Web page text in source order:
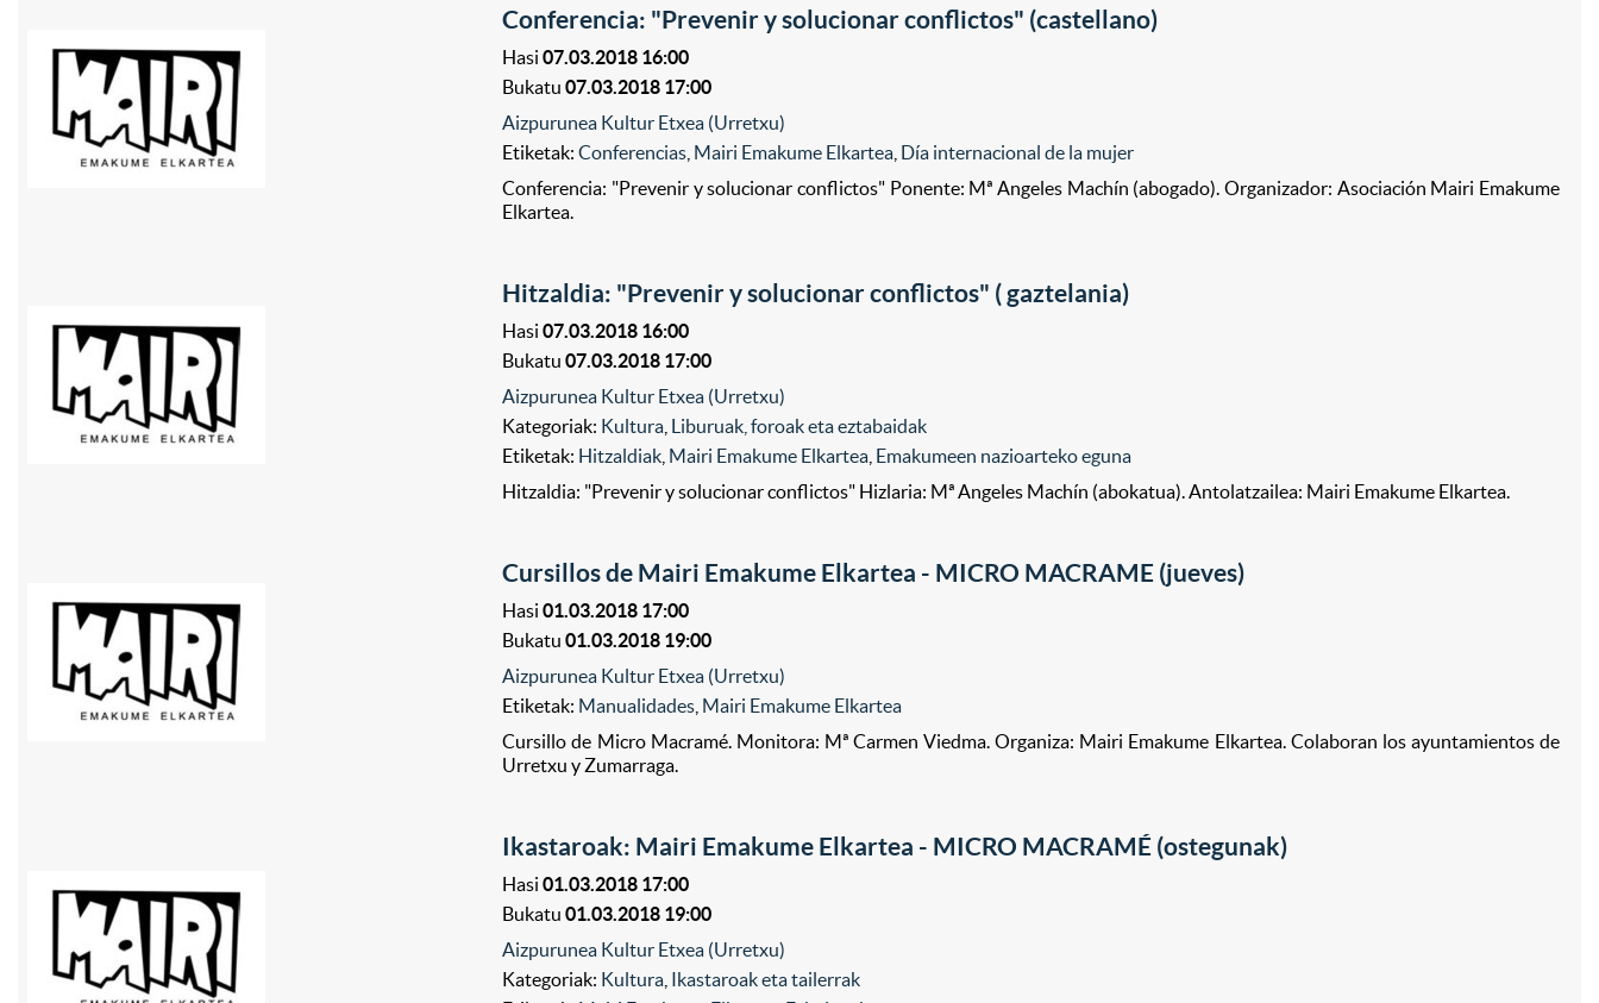
Conferencia: "Prevenir y solucionar conflictos" (castellano)
Hasi07.03.2018 16:00
Bukatu07.03.2018 17:00
Aizpurunea Kultur Etxea (Urretxu)
Etiketak:Conferencias Mairi Emakume Elkartea Día internacional de la mujer
Conferencia: "Prevenir y solucionar conflictos" Ponente: Mª Angeles Machín (abogado). Organizador: Asociación Mairi Emakume
Elkartea.
Hitzaldia: "Prevenir y solucionar conflictos" ( gaztelania)
Hasi07.03.2018 16:00
Bukatu07.03.2018 17:00
Aizpurunea Kultur Etxea (Urretxu)
Kategoriak: Kultura Liburuak, foroak eta eztabaidak
Etiketak: Hitzaldiak Mairi Emakume Elkartea Emakumeen nazioarteko eguna
Hitzaldia: "Prevenir y solucionar conflictos" Hizlaria: Mª Angeles Machín (abokatua). Antolatzailea: Mairi Emakume Elkartea.
Cursillos de Mairi Emakume Elkartea - MICRO MACRAME (jueves)
Hasi01.03.2018 17:00
Bukatu01.03.2018 19:00
Aizpurunea Kultur Etxea (Urretxu)
Etiketak: Manualidades Mairi Emakume Elkartea
Cursillo de Micro Macramé. Monitora: Mª Carmen Viedma. Organiza: Mairi Emakume Elkartea. Colaboran los ayuntamientos de
Urretxu y Zumarraga.
Ikastaroak: Mairi Emakume Elkartea - MICRO MACRAMÉ (ostegunak)
Hasi01.03.2018 17:00
Bukatu01.03.2018 19:00
Aizpurunea Kultur Etxea (Urretxu)
Kategoriak: Kultura Ikastaroak eta tailerrak